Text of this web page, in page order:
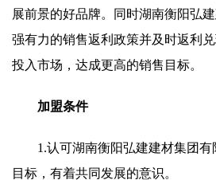
展前景的好品牌。同时湖南衡阳弘
强有力的销售返利政策并及时返利
投入市场，达成更高的销售目标。
加盟条件
1.认可湖南衡阳弘建建材集团
目标，有着共同发展的意识。